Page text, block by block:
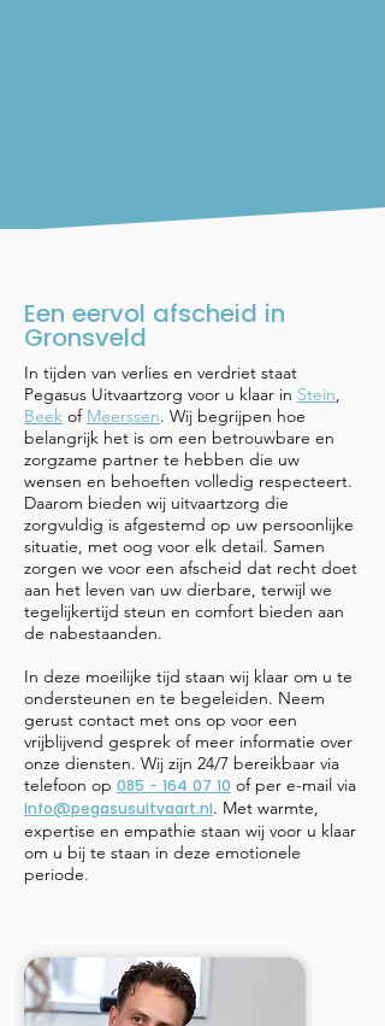
Een eervol afscheid in
Gronsveld
In tijden van verlies en verdriet staat
Pegasus Uitvaartzorg voor u klaar in Stein,
Beek of Meerssen. Wij begrijpen hoe
belangrijk het is om een betrouwbare en
zorgzame partner te hebben die uw
wensen en behoeften volledig respecteert.
Daarom bieden wij uitvaartzorg die
zorgvuldig is afgestemd op uw persoonlijke
situatie, met oog voor elk detail. Samen
zorgen we voor een afscheid dat recht doet
aan het leven van uw dierbare, terwijl we
tegelijkertijd steun en comfort bieden aan
de nabestaanden.
​In deze moeilijke tijd staan wij klaar om u te
ondersteunen en te begeleiden. Neem
gerust contact met ons op voor een
vrijblijvend gesprek of meer informatie over
onze diensten. Wij zijn 24/7 bereikbaar via
telefoon op 085 - 164 07 10 of per e-mail via
info@pegasusuitvaart.nl. Met warmte,
expertise en empathie staan wij voor u klaar
om u bij te staan in deze emotionele
periode.